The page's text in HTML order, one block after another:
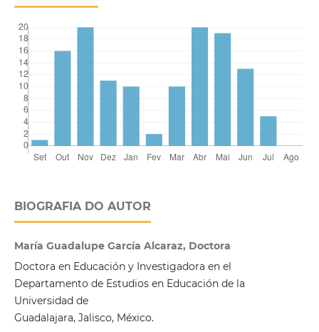
BIOGRAFIA DO AUTOR
María Guadalupe García Alcaraz, Doctora
Doctora en Educación y Investigadora en el
Departamento de Estudios en Educación de la
Universidad de
Guadalajara, Jalisco, México.